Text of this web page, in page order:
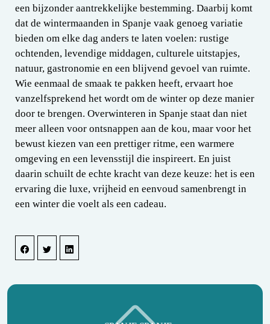
een bijzonder aantrekkelijke bestemming. Daarbij komt
dat de wintermaanden in Spanje vaak genoeg variatie
bieden om elke dag anders te laten voelen: rustige
ochtenden, levendige middagen, culturele uitstapjes,
natuur, gastronomie en een blijvend gevoel van ruimte.
Wie eenmaal de smaak te pakken heeft, ervaart hoe
vanzelfsprekend het wordt om de winter op deze manier
door te brengen. Overwinteren in Spanje staat dan niet
meer alleen voor ontsnappen aan de kou, maar voor het
bewust kiezen van een prettiger ritme, een warmere
omgeving en een levensstijl die inspireert. En juist
daarin schuilt de echte kracht van deze keuze: het is een
ervaring die luxe, vrijheid en eenvoud samenbrengt in
een winter die voelt als een cadeau.